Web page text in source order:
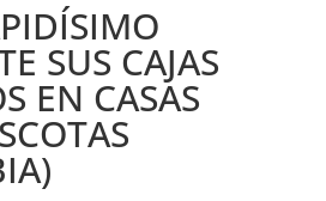
SUS CAJAS
EN CASAS